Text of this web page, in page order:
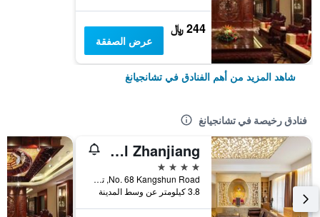
244 ﷼
عرض الصفقة
شاهد المزيد من أهم الفنادق في تشانجيانغ
فنادق رخيصة في تشانجيانغ
Heaven-sent Plaza Hotel Zhanjiang
4 نجوم
No. 68 Kangshun Road, تشانجيانغ, الصين
3.8 كيلومتر عن وسط المدينة